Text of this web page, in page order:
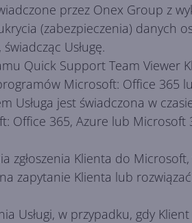
przez Onex Group z
(zabezpieczenia) danych
Usługę.
Quick Support Team Viewer
Microsoft: Office 365
Usługa jest świadczona w
Office 365, Azure lub
zgłoszenia Klienta do
zapytanie Klienta lub
Usługi, w przypadku, gdy